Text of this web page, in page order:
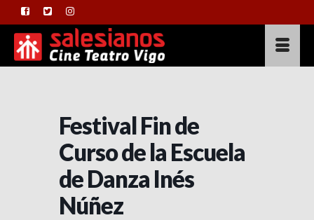
Festival Fin de
Curso de la Escuela
de Danza Inés
Núñez